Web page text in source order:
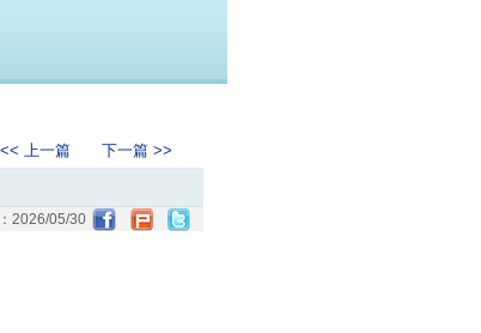
<< 上一篇 下一篇 >>
2026/05/30